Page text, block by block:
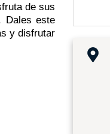
de sus
Dales este
y disfrutar